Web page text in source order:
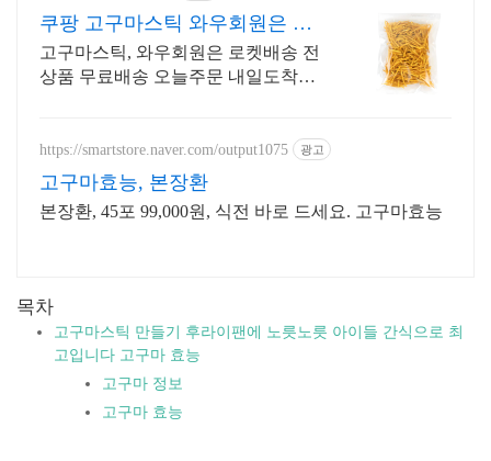
쿠팡 고구마스틱 와우회원은 무
제한 무료 배송
고구마스틱, 와우회원은 로켓배송 전
상품 무료배송 오늘주문 내일도착!
https://smartstore.naver.com/output1075 광고
고구마효능, 본장환
본장환, 45포 99,000원, 식전 바로 드세요. 고구마효능
목차
고구마스틱 만들기 후라이팬에 노릇노릇 아이들 간식으로 최
고입니다 고구마 효능
고구마 정보
고구마 효능